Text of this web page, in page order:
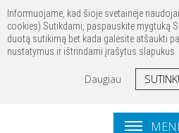
Prisijungti Registruotis
Informuojame, kad šioje svetainėje
cookies).Sutikdami, paspauskite mygtuką
duotą sutikimą bet kada galėsite atšaukti
nustatymus ir ištrindami įrašytus slapukus.
Daugiau